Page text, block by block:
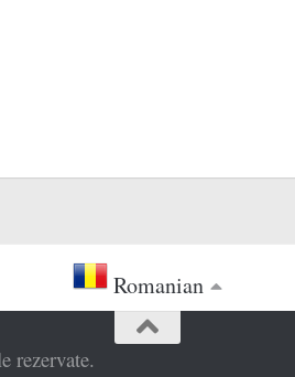
Romanian
rezervate.